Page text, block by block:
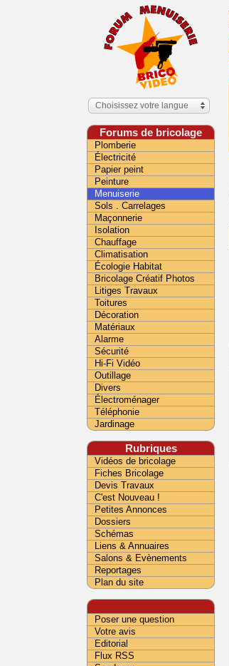
Choisissez votre langue
Forums de bricolage
Plomberie
Électricité
Papier peint
Peinture
Menuiserie
Sols . Carrelages
Maçonnerie
Isolation
Chauffage
Climatisation
Écologie Habitat
Bricolage Créatif Photos
Litiges Travaux
Toitures
Décoration
Matériaux
Alarme
Sécurité
Hi-Fi Vidéo
Outillage
Divers
Électroménager
Téléphonie
Jardinage
Rubriques
Vidéos de bricolage
Fiches Bricolage
Devis Travaux
C'est Nouveau !
Petites Annonces
Dossiers
Schémas
Liens & Annuaires
Salons & Evènements
Reportages
Plan du site
Poser une question
Votre avis
Editorial
Flux RSS